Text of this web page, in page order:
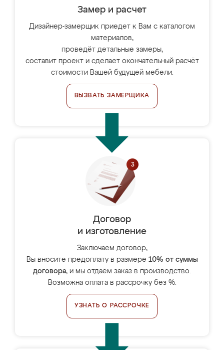
Замер и расчет
Дизайнер-замерщик приедет к Вам с каталогом
материалов,
проведёт детальные замеры,
составит проект и сделает окончательный расчёт
стоимости Вашей будущей мебели.
ВЫЗВАТЬ ЗАМЕРЩИКА
Договор
и изготовление
Заключаем договор,
Вы вносите предоплату в размере 10% от суммы
договора, и мы отдаём заказ в производство.
Возможна оплата в рассрочку без %.
УЗНАТЬ О РАССРОЧКЕ